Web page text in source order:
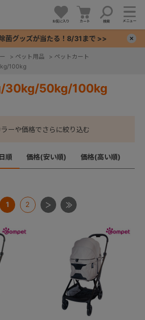
お気に入り カート 検索 メニュー
菌グッズが当たる！8/31まで >>
> ペット用品 > ペットカート
100kg
30kg/50kg/100kg
ラーや価格でさらに絞り込む
順 価格(安い順) 価格(高い順)
1 2